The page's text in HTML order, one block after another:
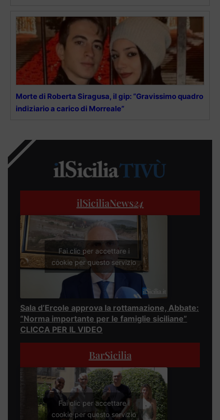
Morte di Roberta Siragusa, il gip: “Gravissimo quadro
indiziario a carico di Morreale”
ilSiciliaNews24
Fai clic per accettare i
cookie per questo servizio
Sala d’Ercole approva la rottamazione, Abbate:
“Norma importante per le famiglie siciliane”
CLICCA PER IL VIDEO
BarSicilia
Fai clic per accettare i
cookie per questo servizio